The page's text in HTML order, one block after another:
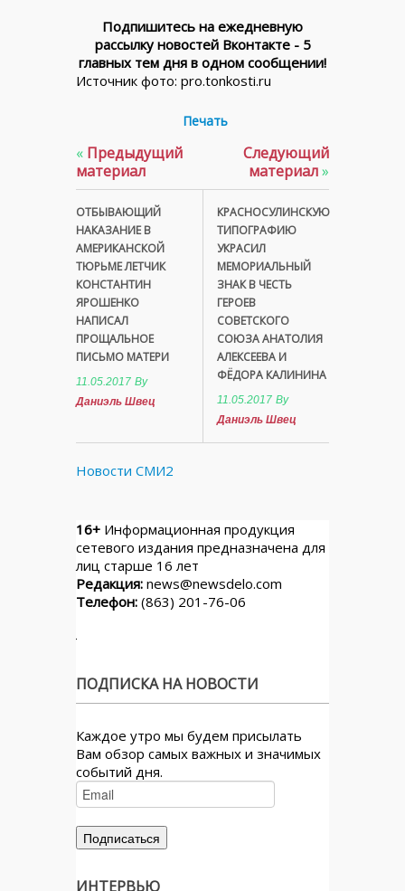
Подпишитесь на ежедневную
рассылку новостей Вконтакте - 5
главных тем дня в одном сообщении!
Источник фото: pro.tonkosti.ru
Печать
« Предыдущий
материал
ОТБЫВАЮЩИЙ
НАКАЗАНИЕ В
АМЕРИКАНСКОЙ
ТЮРЬМЕ ЛЕТЧИК
КОНСТАНТИН
ЯРОШЕНКО
НАПИСАЛ
ПРОЩАЛЬНОЕ
ПИСЬМО МАТЕРИ
11.05.2017 By
Даниэль Швец
Следующий
материал»
КРАСНОСУЛИНСКУЮ
ТИПОГРАФИЮ
УКРАСИЛ
МЕМОРИАЛЬНЫЙ
ЗНАК В ЧЕСТЬ
ГЕРОЕВ
СОВЕТСКОГО
СОЮЗА АНАТОЛИЯ
АЛЕКСЕЕВА И
ФЁДОРА КАЛИНИНА
11.05.2017 By
Даниэль Швец
Новости СМИ2
16+ Информационная продукция
сетевого издания предназначена для
лиц старше 16 лет
Редакция: news@newsdelo.com
Телефон: (863) 201-76-06
ПОДПИСКА НА НОВОСТИ
Каждое утро мы будем присылать
Вам обзор самых важных и значимых
событий дня.
ИНТЕРВЬЮ